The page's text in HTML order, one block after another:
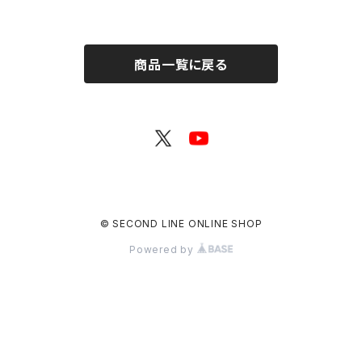
商品一覧に戻る
© SECOND LINE ONLINE SHOP
Powered by